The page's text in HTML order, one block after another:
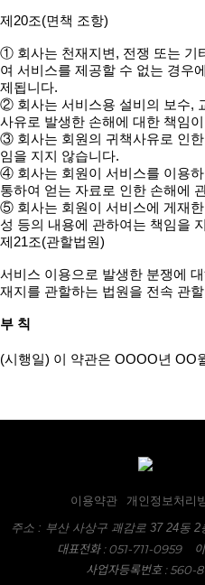
제20조(면책 조항)
① 회사는 천재지변, 전쟁 또는 기
여 서비스를 제공할 수 없는 경우
제됩니다.
② 회사는 서비스용 설비의 보수,
사유로 발생한 손해에 대한 책임
③ 회사는 회원의 귀책사유로 인
임을 지지 않습니다.
④ 회사는 회원이 서비스를 이용
통하여 얻는 자료로 인한 손해에
⑤ 회사는 회원이 서비스에 게재
성 등의 내용에 관하여는 책임을
제21조(관할법원)
서비스 이용으로 발생한 분쟁에
재지를 관할하는 법원을 전속 관
부 칙
(시행일) 이 약관은 OOOO년 OO
이용약관 개인정보처리
주소 : 부산 사상구 괘감로 37 24동
대표전화 : 051-711-0959
사업자등록번호 : 560-